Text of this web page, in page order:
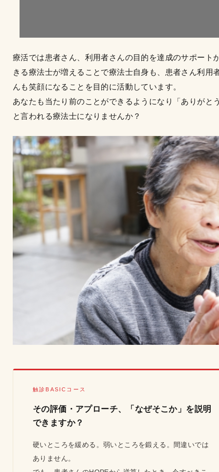
療活では患者さん、利用者さんの目的を達成のサポート
きる療法士が増えることで療法士自身も、患者さん利用
んも笑顔になることを目的に活動しています。
あなたも当たり前のことができるようになり「ありがと
と言われる療法士になりませんか？
触診BASICコース
その評価・アプローチ、「なぜそこか」を説明
できますか？
硬いところを緩める。弱いところを鍛える。間違いでは
ありません。